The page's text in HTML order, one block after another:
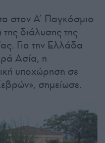
στον Α’ Παγκόσμιο
διάλυσης της
Για την Ελλάδα
Ασία, η
υποχώρηση σε
σημείωσε.